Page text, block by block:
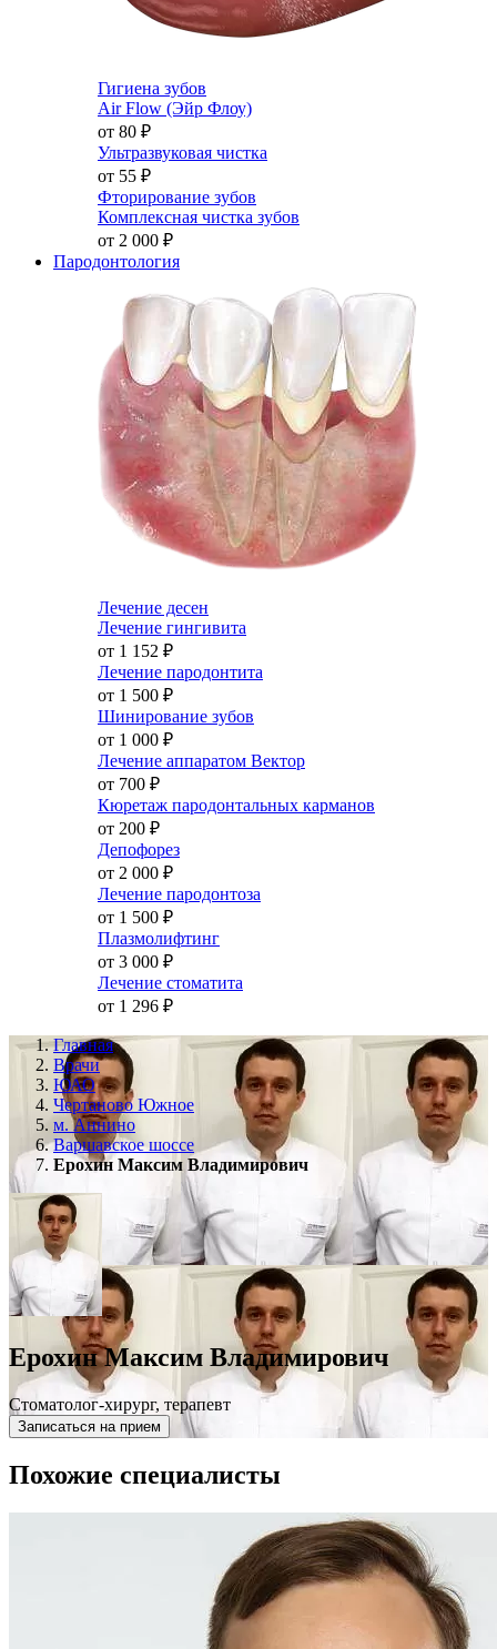
Гигиена зубов
Air Flow (Эйр Флоу)
от 80 ₽
Ультразвуковая чистка
от 55 ₽
Фторирование зубов
Комплексная чистка зубов
от 2 000 ₽
Пародонтология
Лечение десен
Лечение гингивита
от 1 152 ₽
Лечение пародонтита
от 1 500 ₽
Шинирование зубов
от 1 000 ₽
Лечение аппаратом Вектор
от 700 ₽
Кюретаж пародонтальных карманов
от 200 ₽
Депофорез
от 2 000 ₽
Лечение пародонтоза
от 1 500 ₽
Плазмолифтинг
от 3 000 ₽
Лечение стоматита
от 1 296 ₽
Главная
Врачи
ЮАО
Чертаново Южное
м. Аннино
Варшавское шоссе
Ерохин Максим Владимирович
Ерохин Максим Владимирович
Стоматолог-хирург, терапевт
Записаться на прием
Похожие специалисты